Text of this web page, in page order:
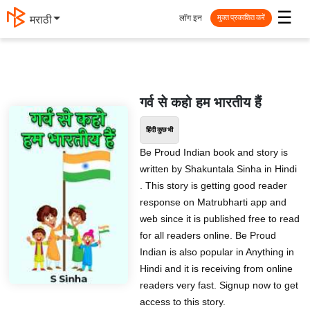
मराठी ☰
लॉग इन मुक्त प्रकाशित करें
गर्व से कहो हम भारतीय हैं
हिंदी कुछ भी
Be Proud Indian book and story is
written by Shakuntala Sinha in Hindi
. This story is getting good reader
response on Matrubharti app and
web since it is published free to read
for all readers online. Be Proud
Indian is also popular in Anything in
Hindi and it is receiving from online
readers very fast. Signup now to get
access to this story.